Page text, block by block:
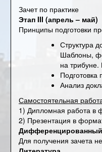
Зачет по практике
Этап III (апрель – май)
Принципы подготовки
Структура
Шаблоны,
на
Подготовка
Анализ
Самостоятельная
1) Дипломная работа в
2) Презентация в
Дифференцированный
Для получения зачета